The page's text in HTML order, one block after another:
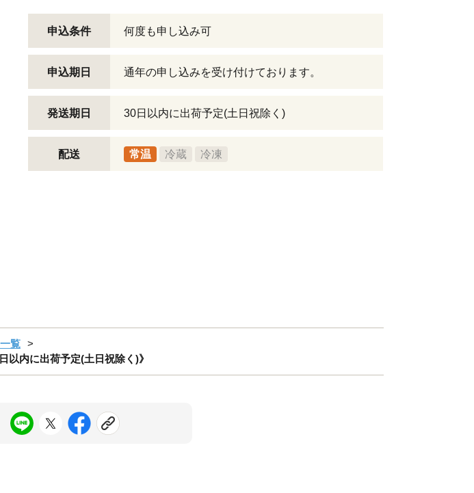
申込条件 何度も申し込み可
申込期日 通年の申し込みを受け付けております。
発送期日 30日以内に出荷予定(土日祝除く)
配送 常温 冷蔵 冷凍
覧
以内に出荷予定(土日祝除く)》